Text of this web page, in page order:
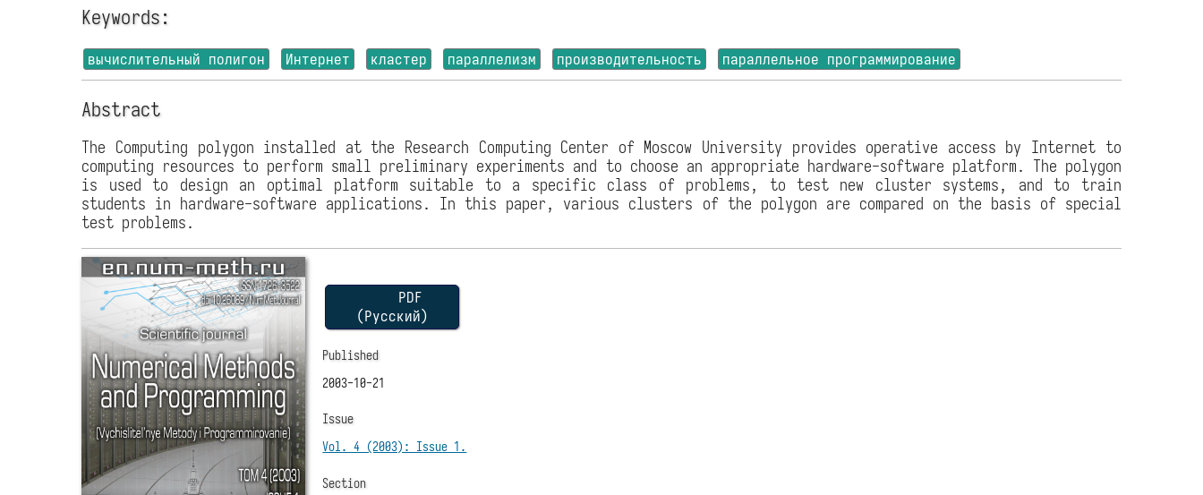
Keywords:
вычислительный полигон Интернет кластер параллелизм производительность параллельное программирование
Abstract
The Computing polygon installed at the Research Computing Center of Moscow University provides operative access by Internet to
computing resources to perform small preliminary experiments and to choose an appropriate hardware-software platform. The polygon
is used to design an optimal platform suitable to a specific class of problems, to test new cluster systems, and to train
students in hardware-software applications. In this paper, various clusters of the polygon are compared on the basis of special
test problems.
PDF
(Русский)
Published
2003-10-21
Issue
Vol. 4 (2003): Issue 1.
Section